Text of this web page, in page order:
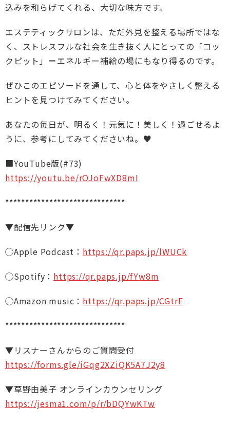
込みを和らげてくれる、大切な味方です。
エステティックサロンは、ただ外見を整える場所ではな
く、ストレスフルな社会を生き抜く人にとっての「コッ
クピット」＝エネルギー補給の場にもなり得るのです。
ぜひこのエピソードを通して、心と体をやさしく整える
ヒントを見つけてみてください。
あなたの毎日が、明るく！元気に！美しく！過ごせるよ
うに、参考にしてみてくださいね。♥
■YouTube版(#73)
https://youtu.be/rOJoFwXD8mI
******************************
▼配信先リンク▼
◯Apple Podcast： https://qr.paps.jp/lWUCk
◯Spotify： https://qr.paps.jp/fYw8m
◯Amazon music： https://qr.paps.jp/CGtrF
******************************
▼リスナーさんからのご質問受付
https://forms.gle/iGqg2XZiQK5A7J2y8
▼草野由美子 オンラインカウンセリング
https://jesma1.com/p/r/bDQYwKTw